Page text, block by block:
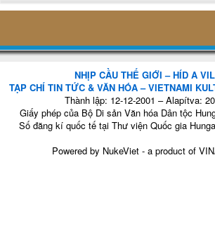
NHỊP CẦU THẾ GIỚI – HÍD A
TẠP CHÍ TIN TỨC & VĂN HÓA – VIETNAMI
Thành lập: 12-12-2001 – Alapítva:
Giấy phép của Bộ Di sản Văn hóa Dân tộc
Số đăng kí quốc tế tại Thư viện Quốc gia
Powered by NukeViet - a product of